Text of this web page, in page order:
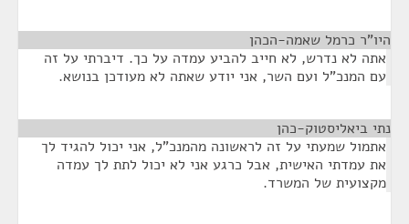
היו"ר כרמל שאמה-הכהן
אתה לא נדרש, לא חייב להביע עמדה על כך. דיברתי על זה
עם המנכ"ל ועם השר, אני יודע שאתה לא מעודכן בנושא.
נתי ביאליסטוק-כהן
אתמול שמעתי על זה לראשונה מהמנכ"ל, אני יכול להגיד לך
את עמדתי האישית, אבל כרגע אני לא יכול לתת לך עמדה
מקצועית של המשרד.